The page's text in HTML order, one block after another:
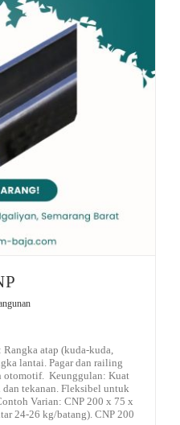
atap (kuda-kuda,
lantai. Pagar dan railing
otomotif. Keunggulan: Kuat
dan tekanan. Fleksibel untuk
Varian: CNP 200 x 75 x
24-26 kg/batang). CNP 200